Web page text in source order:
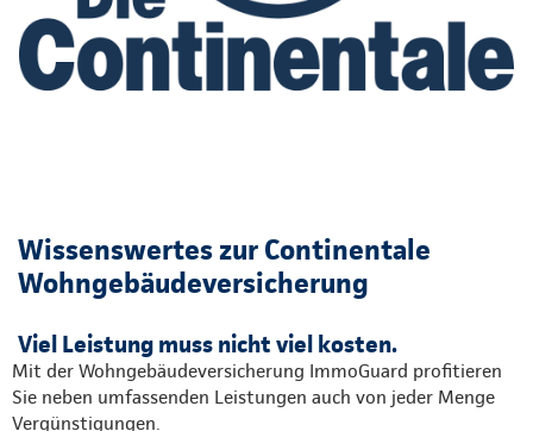
Wissenswertes zur Continentale
Wohngebäudeversicherung
Viel Leistung muss nicht viel kosten.
Mit der Wohngebäudeversicherung ImmoGuard profitieren
Sie neben umfassenden Leistungen auch von jeder Menge
Vergünstigungen.